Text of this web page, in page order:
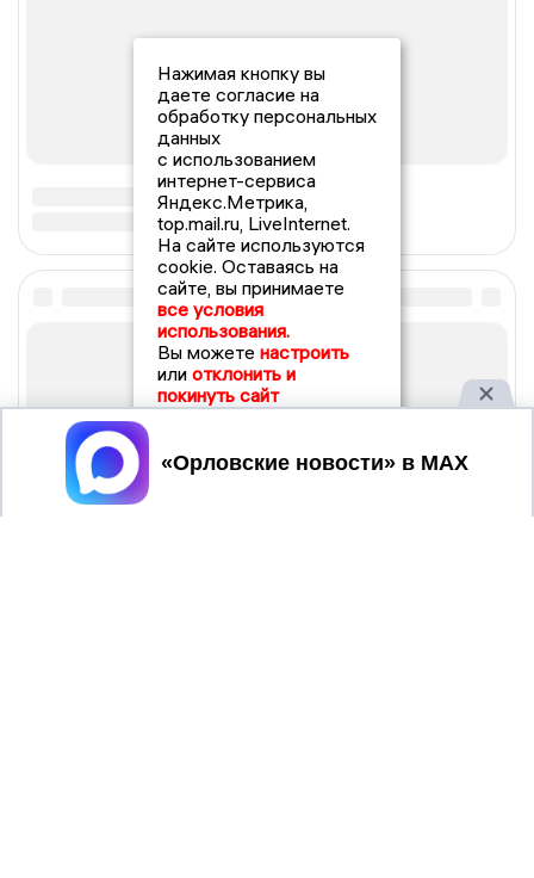
Нажимая кнопку вы
даете согласие на
обработку персональных
данных
с использованием
интернет-сервиса
Яндекс.Метрика,
top.mail.ru, LiveInternet.
На сайте используются
cookie. Оставаясь на
сайте, вы принимаете
все условия
использования.
Вы можете настроить
или отклонить и
покинуть сайт
Принять